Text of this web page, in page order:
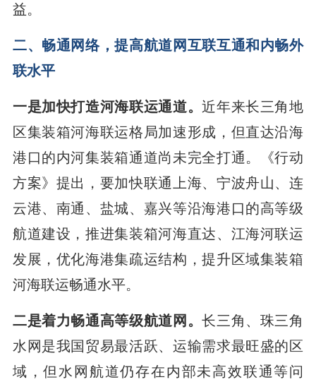
益。
二、畅通网络，提高航道网互联互通和内畅外
联水平
一是加快打造河海联运通道。近年来长三角地
区集装箱河海联运格局加速形成，但直达沿海
港口的内河集装箱通道尚未完全打通。《行动
方案》提出，要加快联通上海、宁波舟山、连
云港、南通、盐城、嘉兴等沿海港口的高等级
航道建设，推进集装箱河海直达、江海河联运
发展，优化海港集疏运结构，提升区域集装箱
河海联运畅通水平。
二是着力畅通高等级航道网。长三角、珠三角
水网是我国贸易最活跃、运输需求最旺盛的区
域，但水网航道仍存在内部未高效联通等问